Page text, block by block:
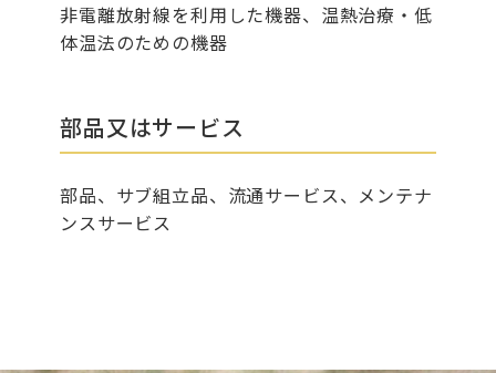
非電離放射線を利用した機器、温熱治療・低
体温法のための機器
部品又はサービス
部品、サブ組立品、流通サービス、メンテナ
ンスサービス